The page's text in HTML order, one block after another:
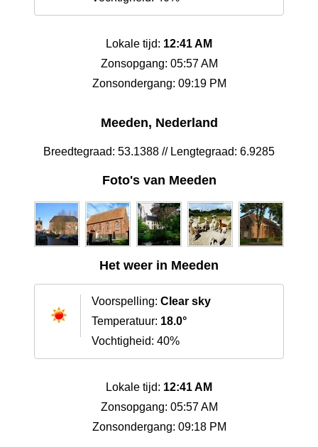
Lokale tijd: 12:41 AM
Zonsopgang: 05:57 AM
Zonsondergang: 09:19 PM
Meeden, Nederland
Breedtegraad: 53.1388 // Lengtegraad: 6.9285
Foto's van Meeden
Het weer in Meeden
Voorspelling: Clear sky
Temperatuur: 18.0°
Vochtigheid: 40%
Lokale tijd: 12:41 AM
Zonsopgang: 05:57 AM
Zonsondergang: 09:18 PM